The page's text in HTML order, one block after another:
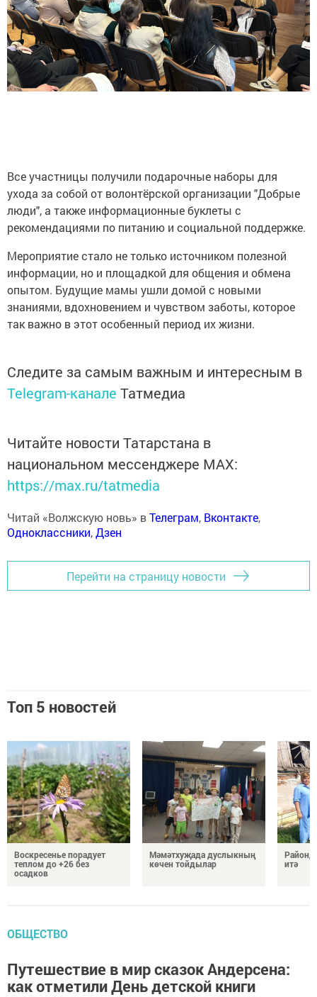
Все участницы получили подарочные наборы для
ухода за собой от волонтёрской организации "Добрые
люди", а также информационные буклеты с
рекомендациями по питанию и социальной поддержке.
Мероприятие стало не только источником полезной
информации, но и площадкой для общения и обмена
опытом. Будущие мамы ушли домой с новыми
знаниями, вдохновением и чувством заботы, которое
так важно в этот особенный период их жизни.
Следите за самым важным и интересным в
Telegram-канале Татмедиа
Читайте новости Татарстана в
национальном мессенджере MАХ:
https://max.ru/tatmedia
Читай «Волжскую новь» вТелеграм, Вконтакте,
Одноклассники,Дзен
Перейти на страницу новости
Топ 5 новостей
Воскресенье порадует
теплом до +26 без
осадков
Мәмәтхуҗада дуслыкның
көчен тойдылар
итә
ОБЩЕСТВО
Путешествие в мир сказок Андерсена:
как отметили День детской книги